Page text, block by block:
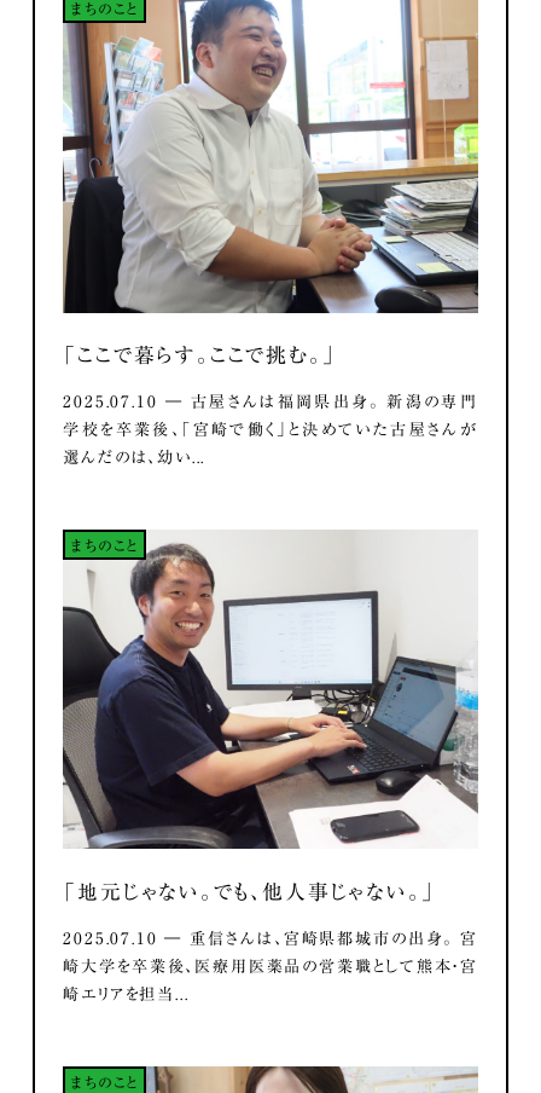
まちのこと
「ここで暮らす。ここで挑む。」
2025.07.10 ― 古屋さんは福岡県出身。 新潟の専門
学校を卒業後、「宮崎で働く」と決めていた古屋さんが
選んだのは、幼い...
まちのこと
「地元じゃない。でも、他人事じゃない。」
2025.07.10 ― 重信さんは、宮崎県都城市の出身。 宮
崎大学を卒業後、医療用医薬品の営業職として熊本・宮
崎エリアを担当...
まちのこと